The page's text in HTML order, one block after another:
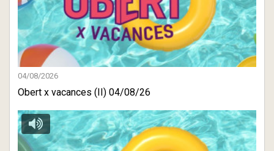
04/08/2026
Obert x vacances (II) 04/08/26